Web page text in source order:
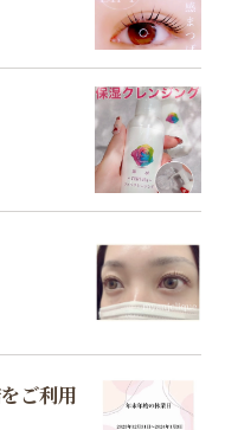
ご利用